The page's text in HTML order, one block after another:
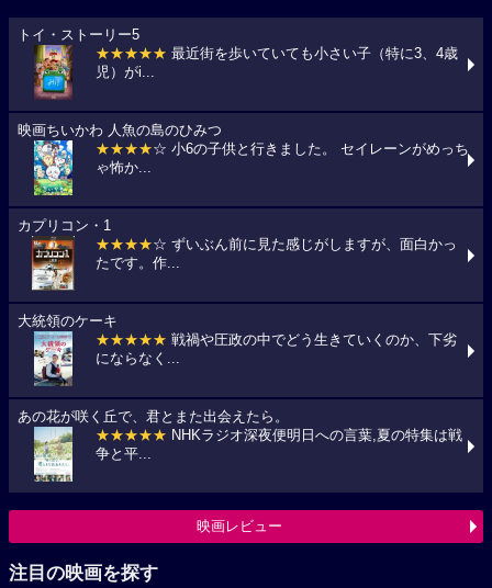
トイ・ストーリー5
★★★★★ 最近街を歩いていても小さい子（特に3、4歳
児）がi...
映画ちいかわ 人魚の島のひみつ
★★★★☆ 小6の子供と行きました。 セイレーンがめっち
ゃ怖か...
カプリコン・1
★★★★☆ ずいぶん前に見た感じがしますが、面白かっ
たです。作...
大統領のケーキ
★★★★★ 戦禍や圧政の中でどう生きていくのか、下劣
にならなく...
あの花が咲く丘で、君とまた出会えたら。
★★★★★ NHKラジオ深夜便明日への言葉,夏の特集は戦
争と平...
映画レビュー
注目の映画を探す